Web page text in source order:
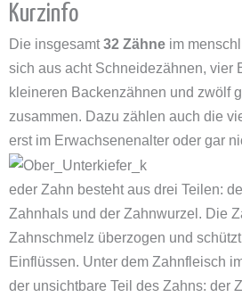
Kurzinfo
Die insgesamt32 Zähne im
sich aus acht Schneidezähnen, vier
kleineren Backenzähnen und zwölf
zusammen. Dazu zählen auch die
erst im Erwachsenenalter oder gar
eder Zahn besteht aus drei Teilen:
Zahnhals und der Zahnwurzel. Die
Zahnschmelz überzogen und
Einflüssen. Unter dem Zahnfleisch
der unsichtbare Teil des Zahns: der